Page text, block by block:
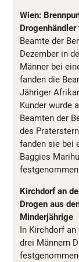
Wien:
Beamte der
Dezember in
Männer bei
fanden die
Jähriger
Kunder wurde
Beamten der
des
fanden sie bei
Baggies
Kirchdorf an
Drogen aus
Minderjährige
In Kirchdorf
drei Männern